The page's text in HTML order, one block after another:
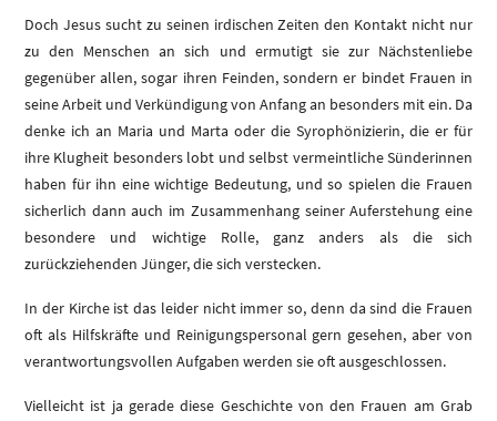
Doch Jesus sucht zu seinen irdischen Zeiten den Kontakt nicht nur
zu den Menschen an sich und ermutigt sie zur Nächstenliebe
gegenüber allen, sogar ihren Feinden, sondern er bindet Frauen in
seine Arbeit und Verkündigung von Anfang an besonders mit ein. Da
denke ich an Maria und Marta oder die Syrophönizierin, die er für
ihre Klugheit besonders lobt und selbst vermeintliche Sünderinnen
haben für ihn eine wichtige Bedeutung, und so spielen die Frauen
sicherlich dann auch im Zusammenhang seiner Auferstehung eine
besondere und wichtige Rolle, ganz anders als die sich
zurückziehenden Jünger, die sich verstecken.
In der Kirche ist das leider nicht immer so, denn da sind die Frauen
oft als Hilfskräfte und Reinigungspersonal gern gesehen, aber von
verantwortungsvollen Aufgaben werden sie oft ausgeschlossen.
Vielleicht ist ja gerade diese Geschichte von den Frauen am Grab